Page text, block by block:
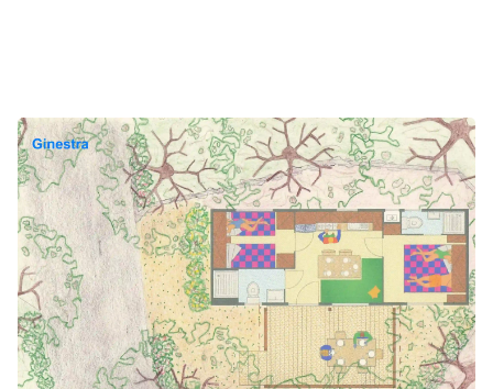
Nel dettaglio troviamo:
Camera da letto matrimoniale (misure letto: 2,00m x
1,50m)
1 cameretta con 3 letti singoli (2 letti misurano1,90 m
x 0,70 m e il terzo misura 1,60 m x 0,64 m)
1 divano letto da 1 piazza e mezzo
2 Bagni (di cui 1 nella camera matrimoniale) con
doccia, lavabo e wc
TV satellitare